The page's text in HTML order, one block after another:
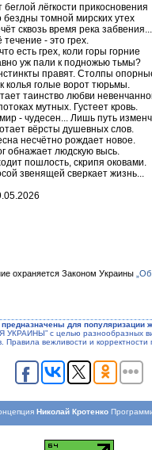
беглой лёгкости прикосновения
бездны томной мирских утех
сквозь время река забвения...
течение - это грех.
есть грех, коли горы горние
уж пали к подножью тьмы?
правят. Столпы
колья голые ворот тюрьмы.
таинство любви
мутных. Густеет кровь.
- чудесен... Лишь путь
вёрсты душевных слов.
несчётно рождает новое.
обнажает людскую высь.
пошлость, скрипя оковами.
звенящей сверкает жизнь...
охраняется Законом Украины
для популяризации
с целью разнообразных
вежливости и
Николай Кротенко